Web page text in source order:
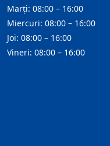
Marți: 08:00 – 16:00
Miercuri: 08:00 – 16:00
Joi: 08:00 – 16:00
Vineri: 08:00 – 16:00